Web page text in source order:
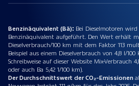
Benzinäquivalent (Bä): Bei Dieselmotoren
Benzinäquivalent aufgeführt. Den Wert erhält
Dieselverbrauch/100 km mit dem Faktor 113
Beispiel aus einem Dieselverbrauch von 4,8 l/100
Schreibweise auf dieser Website Mix-Verbrauch
oder auch Ba 5,42 1/100 km).
Der Durchschnittswert der CO₂-Emissionen